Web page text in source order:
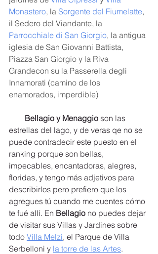
Monastero, la Sorgente del Fiumelatte,
il Sedero del Viandante, la
Parrocchiale di San Giorgio, la antigua
iglesia de San Giovanni Battista,
Piazza San Giorgio y la Riva
Grandecon su la Passerella degli
Innamorati (camino de los
enamorados, imperdible)
Bellagio y Menaggio son las
estrellas del lago, y de veras qe no se
puede contradecir este puesto en el
ranking porque son bellas,
impecables, encantadoras, alegres,
floridas, y tengo más adjetivos para
describirlos pero prefiero que los
agregues tú cuando me cuentes cómo
te fué allí. En Bellagio no puedes dejar
de visitar sus Villas y Jardines sobre
todo Villa Melzi, el Parque de Villa
Serbelloni y la torre de las Artes.